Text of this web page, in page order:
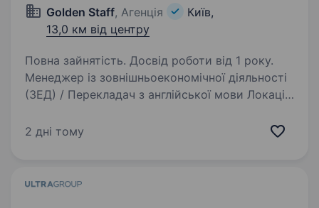
Golden Staff, Агенція
Київ,
13,0 км від центру
Повна зайнятість. Досвід роботи від 1 року.
Менеджер із зовнішньоекономічної діяльності
(ЗЕД) / Перекладач з англійської мови Локація:
Бронювання після випробувального терміну
2 дні тому